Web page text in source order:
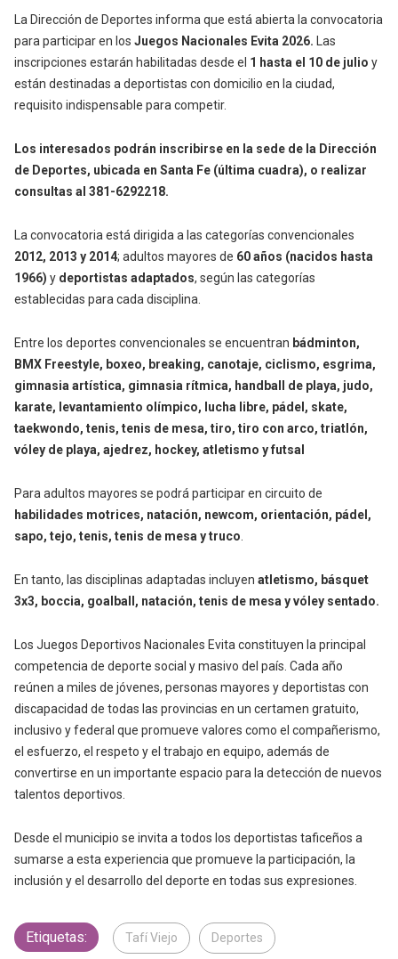
La Dirección de Deportes informa que está abierta la convocatoria
para participar en los Juegos Nacionales Evita 2026. Las
inscripciones estarán habilitadas desde el 1 hasta el 10 de julio y
están destinadas a deportistas con domicilio en la ciudad,
requisito indispensable para competir.
Los interesados podrán inscribirse en la sede de la Dirección
de Deportes, ubicada en Santa Fe (última cuadra), o realizar
consultas al 381-6292218.
La convocatoria está dirigida a las categorías convencionales
2012, 2013 y 2014; adultos mayores de 60 años (nacidos hasta
1966) y deportistas adaptados, según las categorías
establecidas para cada disciplina.
Entre los deportes convencionales se encuentran bádminton,
BMX Freestyle, boxeo, breaking, canotaje, ciclismo, esgrima,
gimnasia artística, gimnasia rítmica, handball de playa, judo,
karate, levantamiento olímpico, lucha libre, pádel, skate,
taekwondo, tenis, tenis de mesa, tiro, tiro con arco, triatlón,
vóley de playa, ajedrez, hockey, atletismo y futsal
Para adultos mayores se podrá participar en circuito de
habilidades motrices, natación, newcom, orientación, pádel,
sapo, tejo, tenis, tenis de mesa y truco.
En tanto, las disciplinas adaptadas incluyen atletismo, básquet
3x3, boccia, goalball, natación, tenis de mesa y vóley sentado.
Los Juegos Deportivos Nacionales Evita constituyen la principal
competencia de deporte social y masivo del país. Cada año
reúnen a miles de jóvenes, personas mayores y deportistas con
discapacidad de todas las provincias en un certamen gratuito,
inclusivo y federal que promueve valores como el compañerismo,
el esfuerzo, el respeto y el trabajo en equipo, además de
convertirse en un importante espacio para la detección de nuevos
talentos deportivos.
Desde el municipio se invita a todos los deportistas taficeños a
sumarse a esta experiencia que promueve la participación, la
inclusión y el desarrollo del deporte en todas sus expresiones.
Etiquetas: Tafí Viejo Deportes